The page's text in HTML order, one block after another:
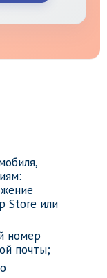
Store или
номер
почты;